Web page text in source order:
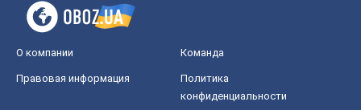
О компании Команда
Правовая информация
Политика
конфиденциальности